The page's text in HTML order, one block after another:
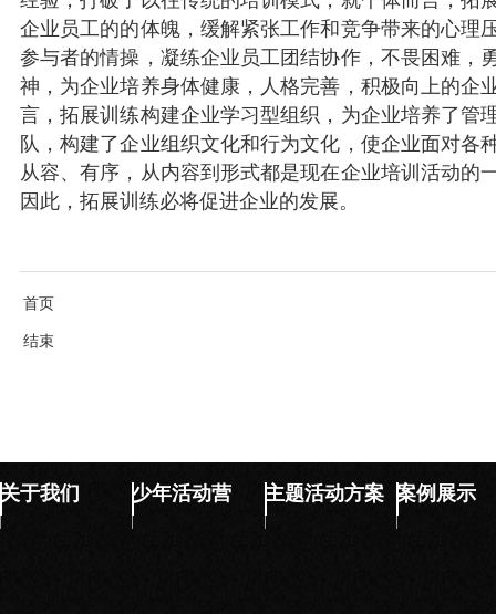
企业员工的的体魄，缓解紧张工作和竞争带来的心理
参与者的情操，凝练企业员工团结协作，不畏困难，
神，为企业培养身体健康，人格完善，积极向上的企
言，拓展训练构建企业学习型组织，为企业培养了管
队，构建了企业组织文化和行为文化，使企业面对各
从容、有序，从内容到形式都是现在企业培训活动的
因此，拓展训练必将促进企业的发展。
首页
结束
关于我们 少年活动营 主题活动方案 案例展示